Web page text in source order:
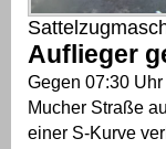
Auflieger
Gegen 07:30
Mucher Straße
einer S-Kurve